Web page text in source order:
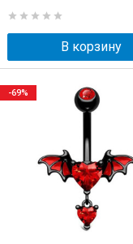
В корзину
-69%